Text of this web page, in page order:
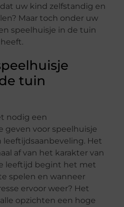
uw kind zelfstandig en
Maar toch onder uw
speelhuisje in de tuin
tuin
nodig een
geven voor speelhuisje
leeftijdsaanbeveling. Het
af van het karakter van
leeftijd begint het met
spelen en wanneer
ervoor weer? Het
opzichten een hoge